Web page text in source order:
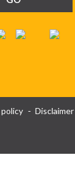
policy
Disclaimer